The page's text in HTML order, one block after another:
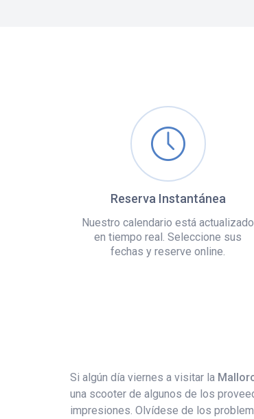
Reserva Instantánea
Nuestro calendario está actualizado
en tiempo real. Seleccione sus
fechas y reserve online.
Si algún día viernes a visitar la
una scooter de algunos de los
impresiones. Olvídese de los